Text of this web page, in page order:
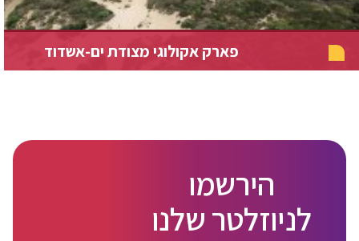
פארק אקולוגי מצודת ים-אשדוד
הירשמו
לניוזלטר שלנו